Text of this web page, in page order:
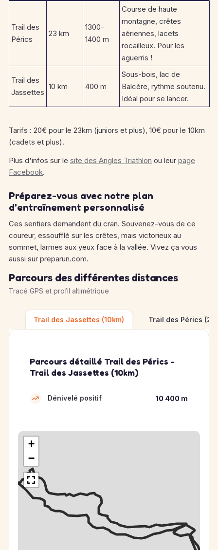
Trail des
Pérics
23 km
1300-
1400 m
Course de haute
montagne, crêtes
aériennes, lacets
rocailleux. Pour les
aguerris !
Trail des
Jassettes
10 km 400 m
Sous-bois, lac de
Balcère, rythme soutenu.
Idéal pour se lancer.
Tarifs : 20€ pour le 23km (juniors et plus), 10€ pour le 10km
(cadets et plus).
Plus d'infos sur le site des Angles Triathlon ou leur page
Facebook.
Préparez-vous avec notre plan
d'entraînement personnalisé
Ces sentiers demandent du cran. Souvenez-vous de ce
coureur, essoufflé sur les crêtes, mais victorieux au
sommet, larmes aux yeux face à la vallée. Vivez ça vous
aussi sur preparun.com.
Parcours des différentes distances
Tracé GPS et profil altimétrique
Trail des Jassettes (10km) Trail des Pérics
Parcours détaillé Trail des Pérics -
Trail des Jassettes (10km)
Dénivelé positif 10 400 m
+
−